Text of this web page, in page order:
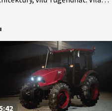
v České republice
na světě, který byl zařazen
památky UNESCO.